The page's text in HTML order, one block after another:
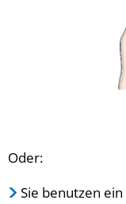
Oder:
Sie benutzen ein